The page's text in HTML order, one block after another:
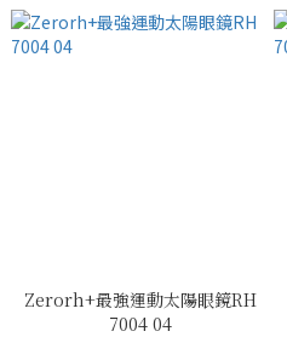
Zerorh+最強運動太陽眼鏡RH
7004 04